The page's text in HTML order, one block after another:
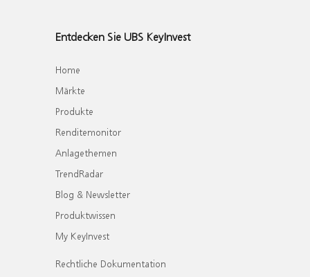
Entdecken Sie UBS KeyInvest
Home
Märkte
Produkte
Renditemonitor
Anlagethemen
TrendRadar
Blog & Newsletter
Produktwissen
My KeyInvest
Rechtliche Dokumentation